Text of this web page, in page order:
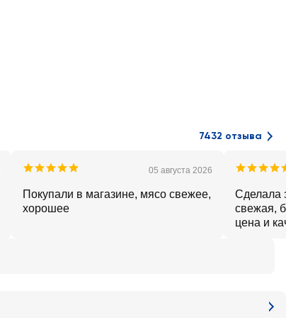
7432 отзыва
05 августа 2026
Покупали в магазине, мясо свежее,
хорошее
Сделала
свежая,
цена и